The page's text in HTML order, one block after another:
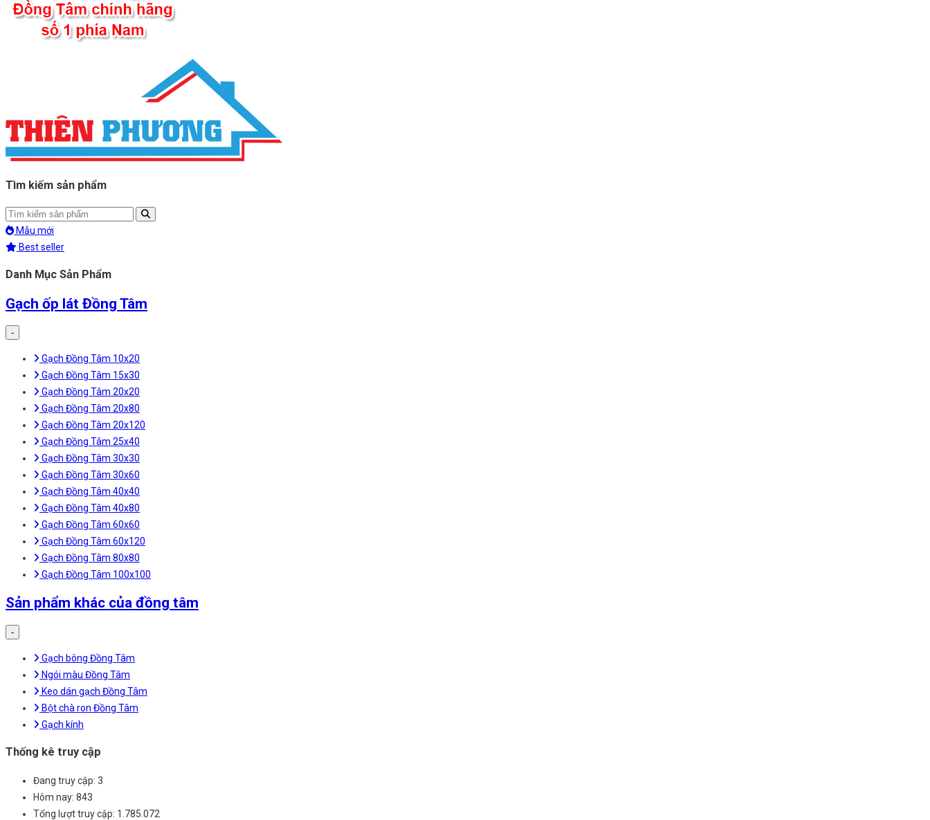
Tìm kiếm sản phẩm
Mẫu mới
Best seller
Danh Mục Sản Phẩm
Gạch ốp lát Đồng Tâm
-
Gạch Đồng Tâm 10x20
Gạch Đồng Tâm 15x30
Gạch Đồng Tâm 20x20
Gạch Đồng Tâm 20x80
Gạch Đồng Tâm 20x120
Gạch Đồng Tâm 25x40
Gạch Đồng Tâm 30x30
Gạch Đồng Tâm 30x60
Gạch Đồng Tâm 40x40
Gạch Đồng Tâm 40x80
Gạch Đồng Tâm 60x60
Gạch Đồng Tâm 60x120
Gạch Đồng Tâm 80x80
Gạch Đồng Tâm 100x100
Sản phẩm khác của đồng tâm
-
Gạch bông Đồng Tâm
Ngói màu Đồng Tâm
Keo dán gạch Đồng Tâm
Bột chà ron Đồng Tâm
Gạch kính
Thống kê truy cập
Đang truy cập: 3
Hôm nay: 843
Tổng lượt truy cập: 1.785.072